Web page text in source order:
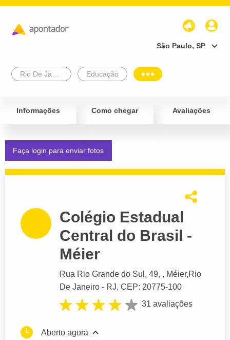
São Paulo, SP
Educação
Informações Como chegar Avaliações
Faça login para enviar fotos
Colégio Estadual
Central do Brasil -
Méier
Rua Rio Grande do Sul , 49, , Méier,Rio
De Janeiro - RJ, CEP: 20775-100
31 avaliações
Aberto agora